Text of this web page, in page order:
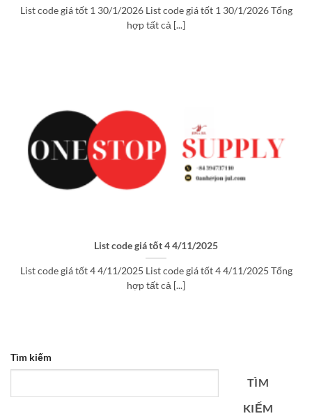
List code giá tốt 1 30/1/2026 List code giá tốt 1 30/1/2026 Tổng
hợp tất cả [...]
List code giá tốt 4 4/11/2025
List code giá tốt 4 4/11/2025 List code giá tốt 4 4/11/2025 Tổng
hợp tất cả [...]
Tìm kiếm
TÌM
KIẾM